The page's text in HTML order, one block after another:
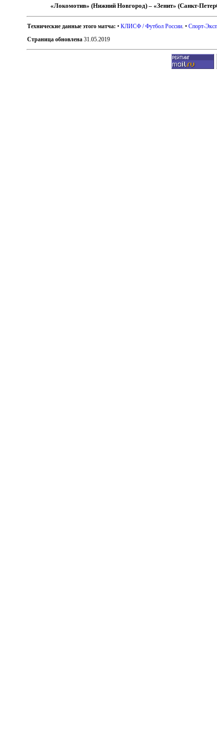
«Локомотив» (Нижний Новгород) – «Зенит» (Санкт-
Технические данные этого матча: •КЛИСФ / Футбол России . •Спорт-
Страница обновлена 31.05.2019